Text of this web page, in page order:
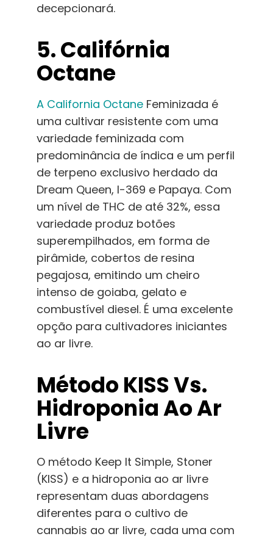
decepcionará.
5. Califórnia
Octane
A California Octane Feminizada é
uma cultivar resistente com uma
variedade feminizada com
predominância de índica e um perfil
de terpeno exclusivo herdado da
Dream Queen, I-369 e Papaya. Com
um nível de THC de até 32%, essa
variedade produz botões
superempilhados, em forma de
pirâmide, cobertos de resina
pegajosa, emitindo um cheiro
intenso de goiaba, gelato e
combustível diesel. É uma excelente
opção para cultivadores iniciantes
ao ar livre.
Método KISS Vs.
Hidroponia Ao Ar
Livre
O método Keep It Simple, Stoner
(KISS) e a hidroponia ao ar livre
representam duas abordagens
diferentes para o cultivo de
cannabis ao ar livre, cada uma com